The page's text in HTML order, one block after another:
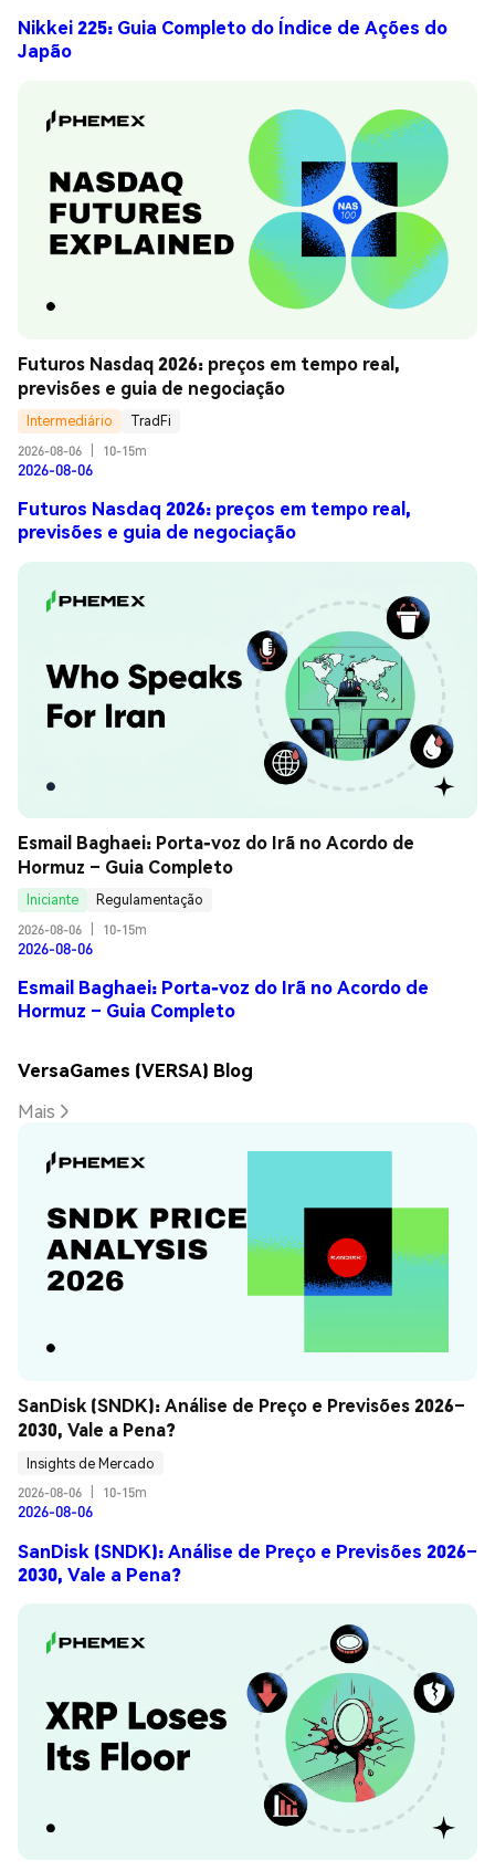
Nikkei 225: Guia Completo do Índice de Ações do
Japão
Futuros Nasdaq 2026: preços em tempo real,
previsões e guia de negociação
Intermediário
TradFi
2026-08-06
10-15m
2026-08-06
Futuros Nasdaq 2026: preços em tempo real,
previsões e guia de negociação
Esmail Baghaei: Porta-voz do Irã no Acordo de
Hormuz – Guia Completo
Iniciante
Regulamentação
2026-08-06
10-15m
2026-08-06
Esmail Baghaei: Porta-voz do Irã no Acordo de
Hormuz – Guia Completo
VersaGames (VERSA) Blog
Mais
SanDisk (SNDK): Análise de Preço e Previsões 2026–
2030, Vale a Pena?
Insights de Mercado
2026-08-06
10-15m
2026-08-06
SanDisk (SNDK): Análise de Preço e Previsões 2026–
2030, Vale a Pena?